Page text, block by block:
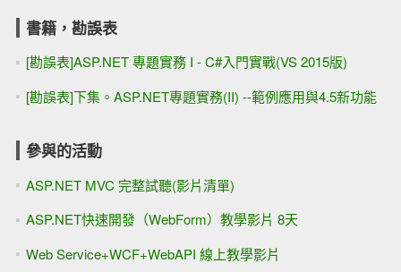
書籍，勘誤表
[勘誤表]ASP.NET 專題實務 I - C#入門實戰(VS 2015版)
[勘誤表]下集。ASP.NET專題實務(II) --範例應用與4.5新功能
參與的活動
ASP.NET MVC 完整試聽(影片清單)
ASP.NET快速開發（WebForm）教學影片 8天
Web Service+WCF+WebAPI 線上教學影片